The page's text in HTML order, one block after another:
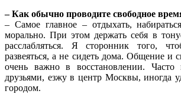
– Как обычно проводите свободное
– Самое главное – отдыхать,
морально. При этом держать себя в
расслабляться. Я сторонник того,
развеяться, а не сидеть дома. Общение и
очень важно в восстановлении.
друзьями, езжу в центр Москвы, иногда
городом.